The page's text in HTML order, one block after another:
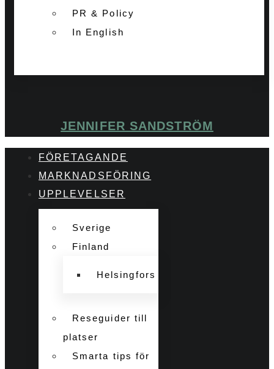
PR & Policy
In English
JENNIFER SANDSTRÖM
FÖRETAGANDE
MARKNADSFÖRING
UPPLEVELSER
Sverige
Finland
Helsingfors
Reseguider till
platser
Smarta tips för